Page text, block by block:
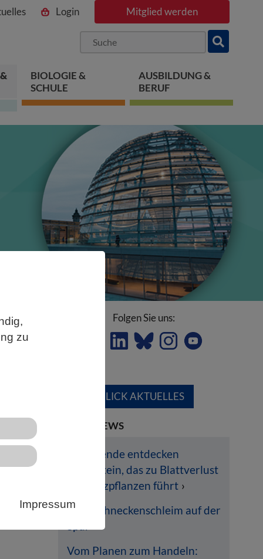
zu
Impressum
Login Mitglied werden
BIOLOGIE &
SCHULE
AUSBILDUNG &
BERUF
Folgen Sie uns:
ÜBERBLICK AKTUELLES
LETZTE NEWS
Forschende entdecken
Pilzprotein, das zu Blattverlust
bei Nutzpflanzen führt
Dem Schneckenschleim auf der
Vom Planen zum Handeln: